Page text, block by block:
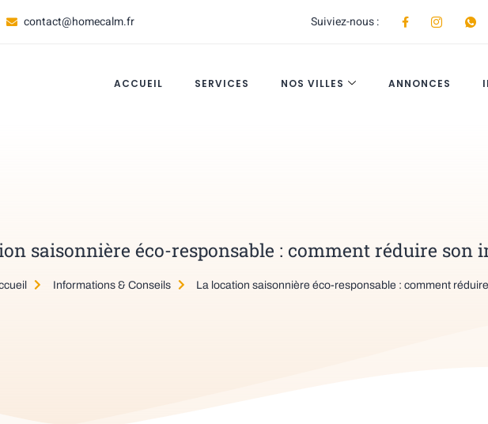
contact@homecalm.fr Suiviez-nous :
ACCUEIL SERVICES NOS VILLES ANNONCES
saisonnière éco-responsable : comment réduire
Informations & Conseils La location saisonnière éco-responsable : comment